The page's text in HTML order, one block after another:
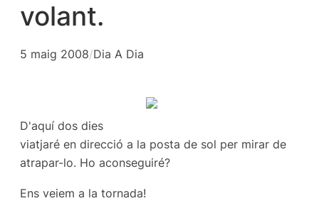
volant.
5 maig 2008/Dia A Dia
D'aquí dos dies
viatjaré en direcció a la posta de sol per mirar de
atrapar-lo. Ho aconseguiré?
Ens veiem a la tornada!